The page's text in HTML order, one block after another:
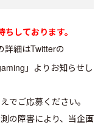
しております。
詳細はTwitterの
」よりお知らせし
でご応募ください。
の障害により、当企画